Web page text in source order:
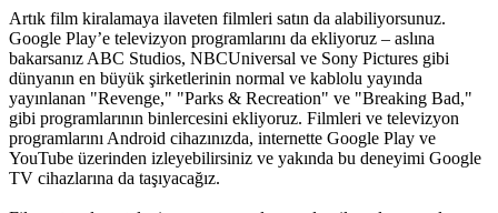
Artık film kiralamaya ilaveten filmleri satın da alabiliyorsunuz.
Google Play’e televizyon programlarını da ekliyoruz – aslına
bakarsanız ABC Studios, NBCUniversal ve Sony Pictures gibi
dünyanın en büyük şirketlerinin normal ve kablolu yayında
yayınlanan "Revenge," "Parks & Recreation" ve "Breaking Bad,"
gibi programlarının binlercesini ekliyoruz. Filmleri ve televizyon
programlarını Android cihazınızda, internette Google Play ve
YouTube üzerinden izleyebilirsiniz ve yakında bu deneyimi Google
TV cihazlarına da taşıyacağız.